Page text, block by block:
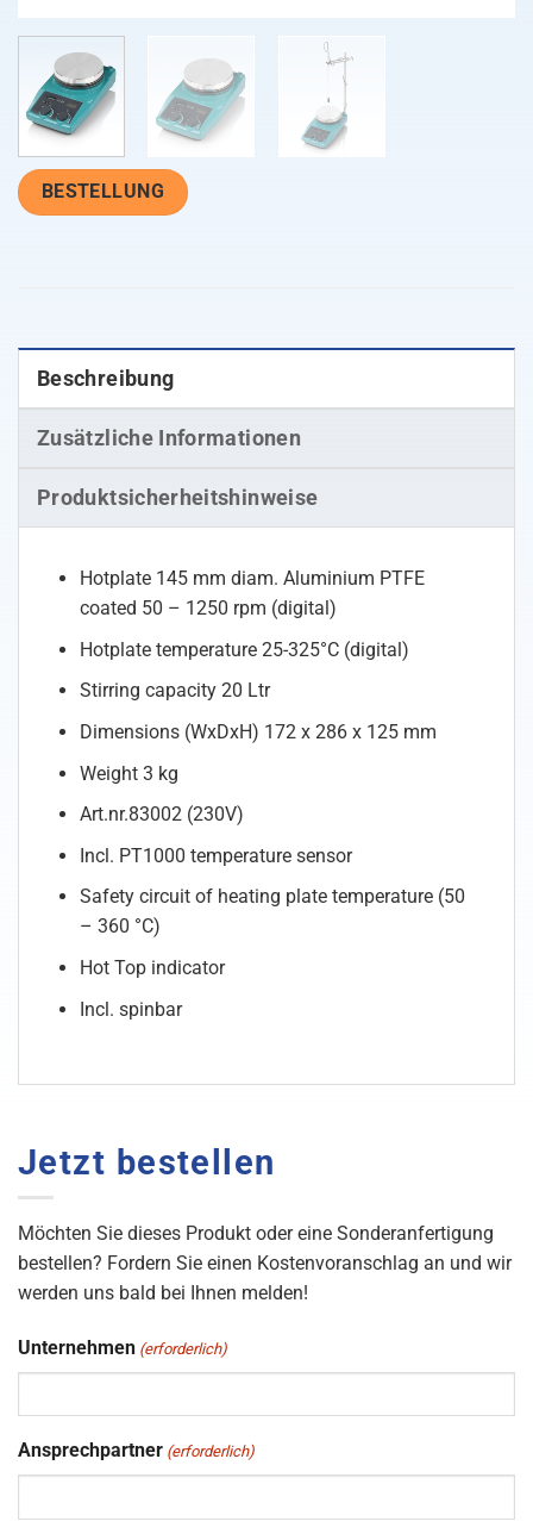
BESTELLUNG
Beschreibung
Zusätzliche Informationen
Produktsicherheitshinweise
Hotplate 145 mm diam. Aluminium PTFE
coated 50 – 1250 rpm (digital)
Hotplate temperature 25-325°C (digital)
Stirring capacity 20 Ltr
Dimensions (WxDxH) 172 x 286 x 125 mm
Weight 3 kg
Art.nr.83002 (230V)
Incl. PT1000 temperature sensor
Safety circuit of heating plate temperature (50
– 360 °C)
Hot Top indicator
Incl. spinbar
Jetzt bestellen
Möchten Sie dieses Produkt oder eine Sonderanfertigung
bestellen? Fordern Sie einen Kostenvoranschlag an und wir
werden uns bald bei Ihnen melden!
Unternehmen (erforderlich)
Ansprechpartner (erforderlich)